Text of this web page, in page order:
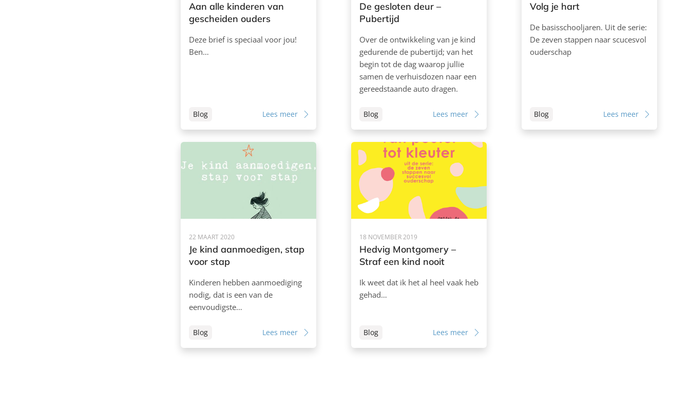
Aan alle kinderen van
gescheiden ouders
Deze brief is speciaal voor jou!
Ben…
Blog Lees meer
De gesloten deur –
Pubertijd
Over de ontwikkeling van je kind
gedurende de pubertijd; van het
begin tot de dag waarop jullie
samen de verhuisdozen naar een
gereedstaande auto dragen.
Blog Lees meer
Volg je hart
De basisschooljaren. Uit de serie:
De zeven stappen naar scucesvol
ouderschap
Blog Lees meer
22 MAART 2020
Je kind aanmoedigen, stap
voor stap
Kinderen hebben aanmoediging
nodig, dat is een van de
eenvoudigste…
Blog Lees meer
18 NOVEMBER 2019
Hedvig Montgomery –
Straf een kind nooit
Ik weet dat ik het al heel vaak heb
gehad…
Blog Lees meer